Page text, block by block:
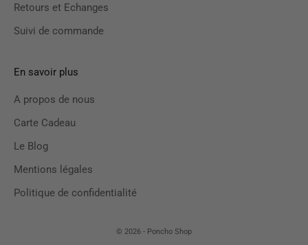
Retours et Echanges
Suivi de commande
En savoir plus
A propos de nous
Carte Cadeau
Le Blog
Mentions légales
Politique de confidentialité
© 2026 - Poncho Shop